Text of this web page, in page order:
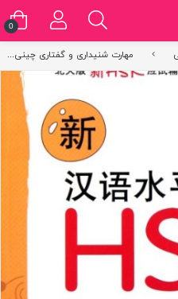
مهارت شنیداری و گفتاری چینی
0